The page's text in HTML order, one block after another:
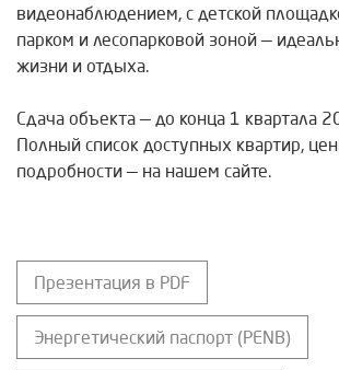
видеонаблюдением, с детской
парком и лесопарковой зоной —
жизни и отдыха.
Сдача объекта — до конца 1 квартала
Полный список доступных квартир,
подробности — на нашем сайте.
Презентация в PDF
Энергетический паспорт (PENB)